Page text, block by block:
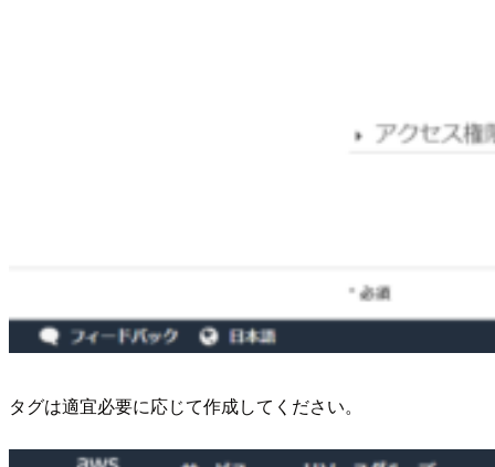
タグは適宜必要に応じて作成してください。